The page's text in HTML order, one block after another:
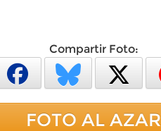
Compartir Foto:
FOTO AL AZAR